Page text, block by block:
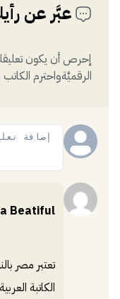
عبَّر عن
إحرص أن يكون
الرقميَّةواحترم الكاتب
Beatiful
تعتبر مصر
الكاتبة العربية